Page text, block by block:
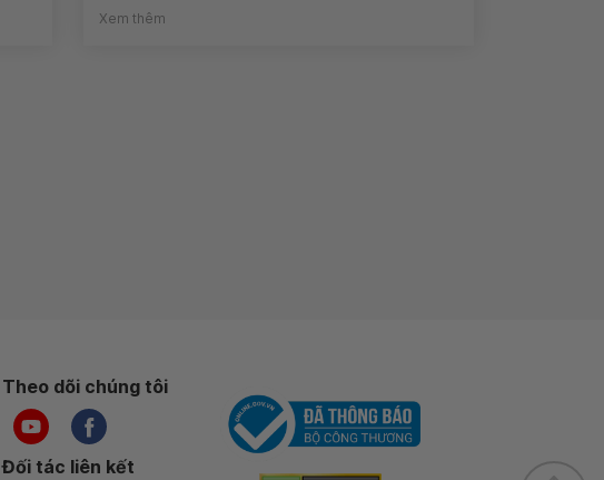
Xem thêm
Theo dõi chúng tôi
Đối tác liên kết